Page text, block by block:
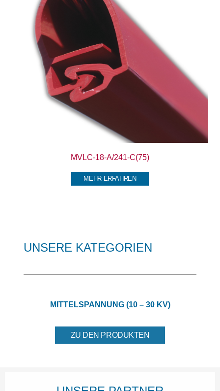
MVLC-18-A/241-C(75)
MEHR ERFAHREN
UNSERE KATEGORIEN
MITTELSPANNUNG (10 – 30 KV)
ZU DEN PRODUKTEN